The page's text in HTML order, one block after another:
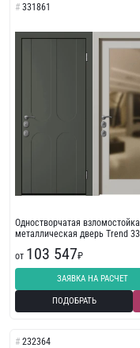
331861
Одностворчатая
металлическая дверь Trend
от 103 547₽
ЗАЯВКА НА РАСЧЕТ
ПОДОБРАТЬ
232364